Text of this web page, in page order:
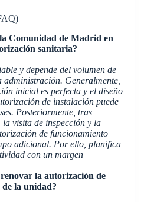
Comunidad de Madrid en
sanitaria?
y depende del volumen de
administración. Generalmente,
inicial es perfecta y el diseño
de instalación puede
Posteriormente, tras
visita de inspección y la
de funcionamiento
adicional. Por ello, planifica
con un margen
la autorización de
la unidad?